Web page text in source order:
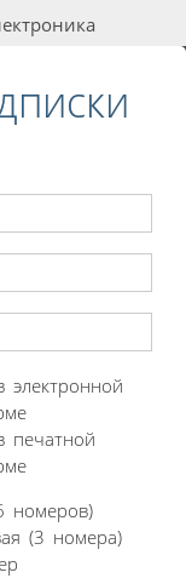
электронной
печатной
номеров)
(3 номера)